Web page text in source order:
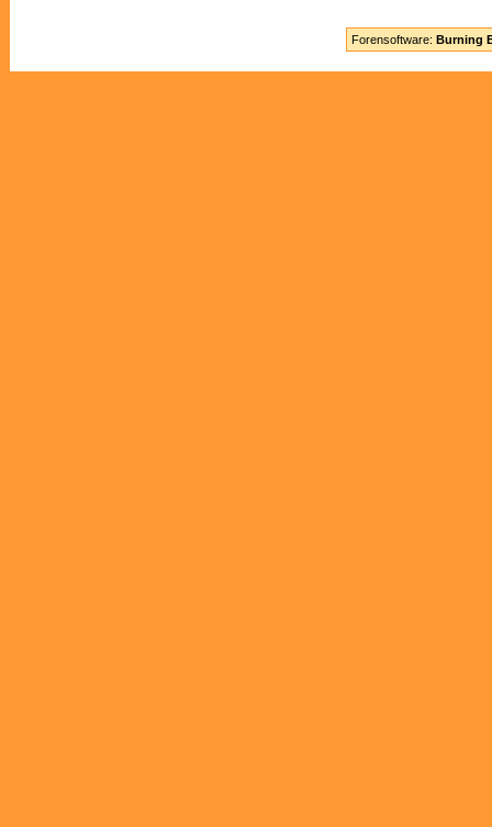
Forensoftware: Burning